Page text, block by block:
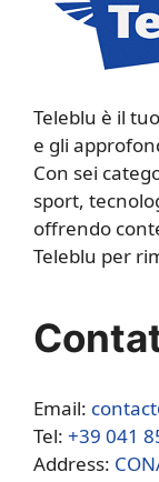
Teleblu è il
e gli
Con sei
sport,
offrendo
Teleblu per
Email:
Tel: +39 041
Address: